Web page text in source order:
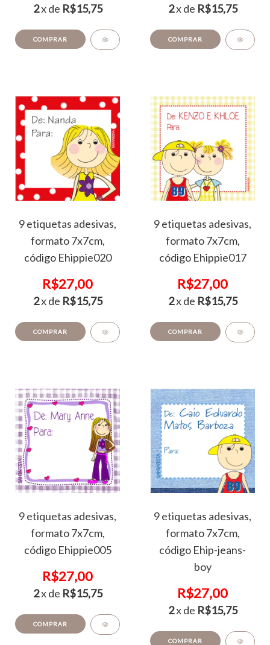
2x de R$15,75
COMPRAR
2x de R$15,75
COMPRAR
9 etiquetas adesivas,
formato 7x7cm,
código Ehippie020
R$27,00
2x de R$15,75
COMPRAR
9 etiquetas adesivas,
formato 7x7cm,
código Ehippie017
R$27,00
2x de R$15,75
COMPRAR
9 etiquetas adesivas,
formato 7x7cm,
código Ehippie005
R$27,00
2x de R$15,75
COMPRAR
9 etiquetas adesivas,
formato 7x7cm,
código Ehip-jeans-
boy
R$27,00
2x de R$15,75
COMPRAR